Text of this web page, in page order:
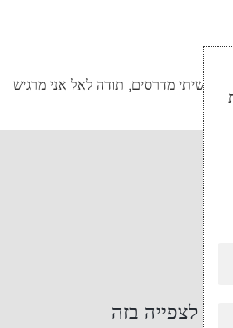
שעשיתי מדרסים, תודה לאל אני מרגיש
לצפייה בזה